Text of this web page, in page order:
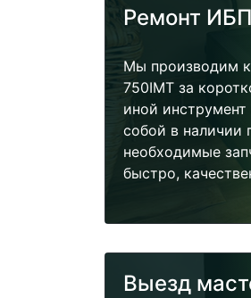
Ремонт ИБП
Мы производим
750IMT за
иной
собой в наличии
необходимые
быстро,
Выезд